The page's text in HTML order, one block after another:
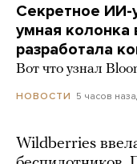
Секретное ИИ-
умная колонка
разработала
Вот что узнал
НОВОСТИ 5 часов
Wildberries